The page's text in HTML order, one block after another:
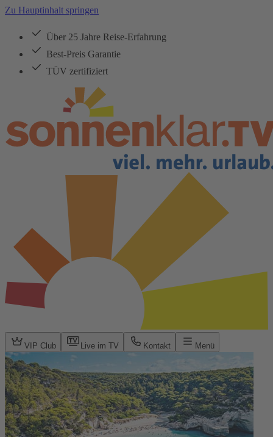
Zu Hauptinhalt springen
Über 25 Jahre Reise-Erfahrung
Best-Preis Garantie
TÜV zertifiziert
VIP Club Live im TV Kontakt Menü